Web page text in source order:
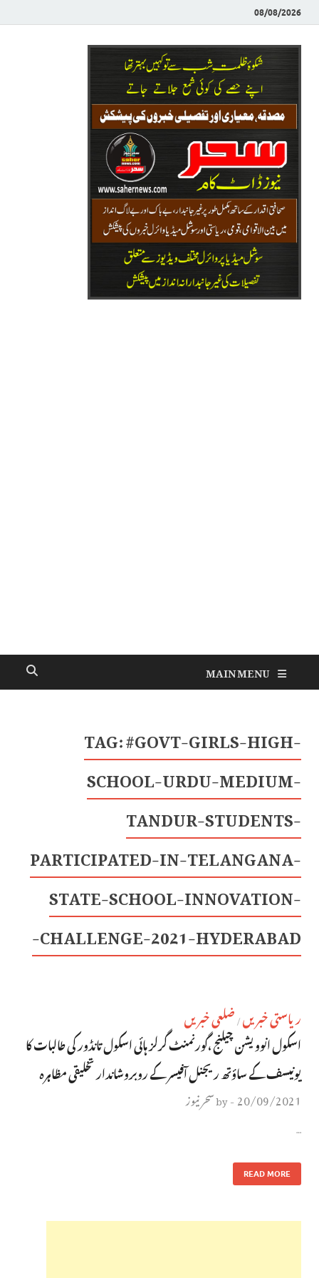
08/08/2026
MAIN MENU
TAG:#GOVT-GIRLS-HIGH-
SCHOOL-URDU-MEDIUM-
TANDUR-STUDENTS-
PARTICIPATED-IN-TELANGANA-
STATE-SCHOOL-INNOVATION-
CHALLENGE-2021-HYDERABAD-
ریاستی خبریں / ضلعی خبریں
اسکول انوویشن چیلنج ،گورنمنٹ گرلز ہائی اسکول تانڈور کی طالبات کا
یونیسف کے ساؤتھ ریجنل آفیسر کے روبروشاندارتخلیقی مظاہرہ
20/09/2021
-
byسحر نیوز
…
READ MORE